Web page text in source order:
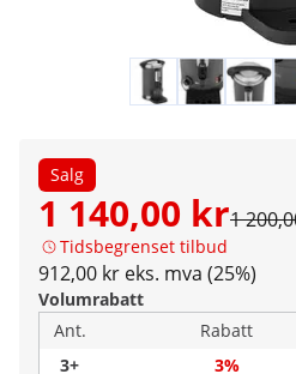
Salg
1 140,00 kr1
Tidsbegrenset tilbud
912,00 kr eks. mva (25%)
Volumrabatt
Ant.
Rabatt
3+
3%